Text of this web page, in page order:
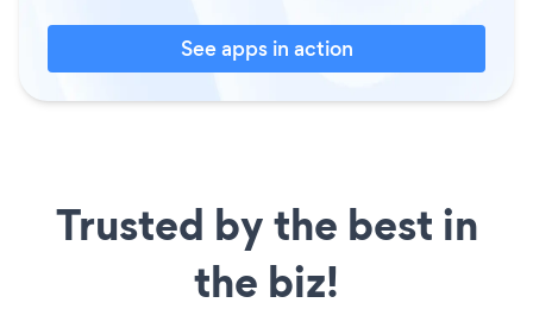
See apps in action
Trusted by the best in
the biz!